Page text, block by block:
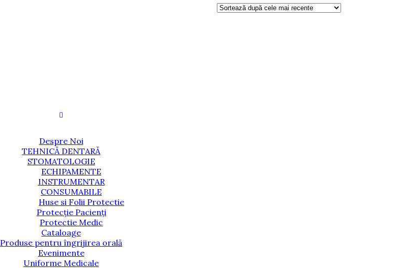
Despre Noi
TEHNICĂ DENTARĂ
STOMATOLOGIE
ECHIPAMENTE
INSTRUMENTAR
CONSUMABILE
Huse si Folii Protectie
Protecție Pacienți
Protectie Medic
Cataloage
Produse pentru îngrijirea orală
Evenimente
Uniforme Medicale